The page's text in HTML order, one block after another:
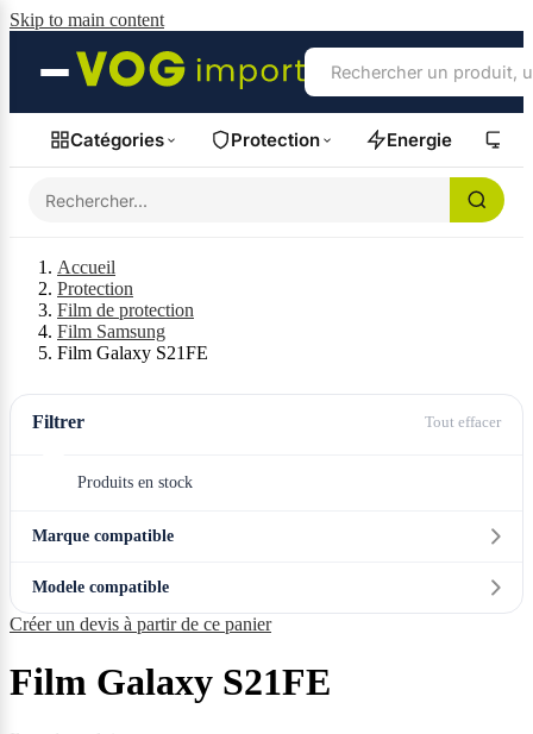
Skip to main content
Catégories Protection Energie
Accueil
Protection
Film de protection
Film Samsung
Film Galaxy S21FE
Filtrer Tout effacer
Produits en stock
Marque compatible
Modele compatible
Créer un devis à partir de ce panier
Film Galaxy S21FE